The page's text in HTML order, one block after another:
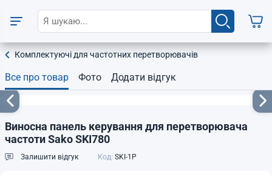
Комплектуючі для частотних перетворювачів
Все про товар Фото Додати відгук
Виносна панель керування для перетворювача
частоти Sako SKI780
Залишити відгук Код: SKI-1P